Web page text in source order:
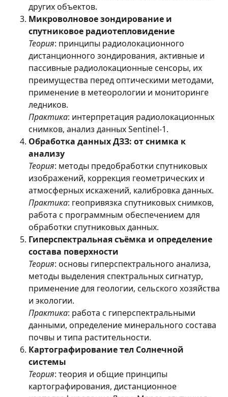
других объектов.
Микроволновое зондирование и
спутниковое радиотепловидение
Теория: принципы радиолокационного
дистанционного зондирования, активные и
пассивные радиолокационные сенсоры, их
преимущества перед оптическими методами,
применение в метеорологии и мониторинге
ледников.
Практика: интерпретация радиолокационных
снимков, анализ данных Sentinel-1.
Обработка данных ДЗЗ: от снимка к
анализу
Теория: методы предобработки спутниковых
изображений, коррекция геометрических и
атмосферных искажений, калибровка данных.
Практика: геопривязка спутниковых снимков,
работа с программным обеспечением для
обработки спутниковых данных.
Гиперспектральная съёмка и определение
состава поверхности
Теория: основы гиперспектрального анализа,
методы выделения спектральных сигнатур,
применение для геологии, сельского хозяйства
и экологии.
Практика: работа с гиперспектральными
данными, определение минерального состава
почвы и типа растительности.
Картографирование тел Солнечной
системы
Теория: теория и общие принципы
картографирования, дистанционное